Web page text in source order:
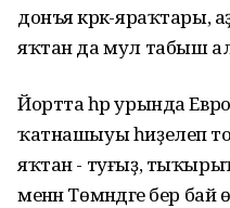
донъя кәрәк-яраҡтары,
яҡтан да мул табыш
Йортта һәр урында
ҡатнашыуы һиҙелеп
яҡтан - туғыҙ,
менән Төмәндәге бер бай